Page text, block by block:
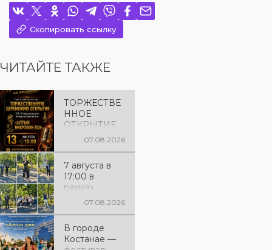
Скопировать ссылку
ЧИТАЙТЕ ТАКЖЕ
ТОРЖЕСТВЕ
ННОЕ
ОТКРЫТИЕ
«АЛТЫН
Приглашаем
вас на
торжественн
церемонию
открытия XXII
Международ
ного
07.08.2026
7 августа в
17:00 в
рамках
исполнения
соответствии
с
07.08.2026
В городе
Костанае —